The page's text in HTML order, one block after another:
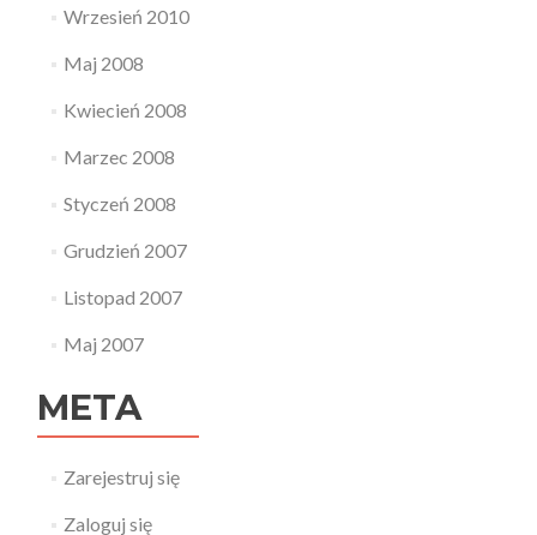
Wrzesień 2010
Maj 2008
Kwiecień 2008
Marzec 2008
Styczeń 2008
Grudzień 2007
Listopad 2007
Maj 2007
META
Zarejestruj się
Zaloguj się